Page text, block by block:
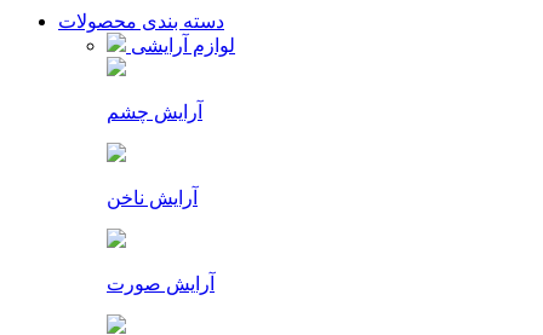
دسته بندی محصولات
لوازم آرایشی
آرایش چشم
آرایش ناخن
آرایش صورت